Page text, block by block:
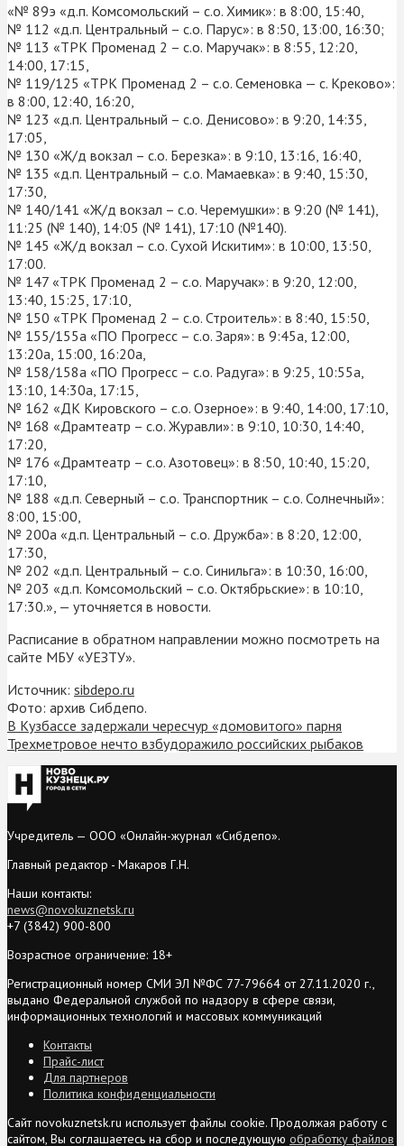
«№ 89э «д.п. Комсомольский – с.о. Химик»: в 8:00, 15:40,
№ 112 «д.п. Центральный – с.о. Парус»: в 8:50, 13:00, 16:30;
№ 113 «ТРК Променад 2 – с.о. Маручак»: в 8:55, 12:20,
14:00, 17:15,
№ 119/125 «ТРК Променад 2 – с.о. Семеновка — с. Креково»:
в 8:00, 12:40, 16:20,
№ 123 «д.п. Центральный – с.о. Денисово»: в 9:20, 14:35,
17:05,
№ 130 «Ж/д вокзал – с.о. Березка»: в 9:10, 13:16, 16:40,
№ 135 «д.п. Центральный – с.о. Мамаевка»: в 9:40, 15:30,
17:30,
№ 140/141 «Ж/д вокзал – с.о. Черемушки»: в 9:20 (№ 141),
11:25 (№ 140), 14:05 (№ 141), 17:10 (№140).
№ 145 «Ж/д вокзал – с.о. Сухой Искитим»: в 10:00, 13:50,
17:00.
№ 147 «ТРК Променад 2 – с.о. Маручак»: в 9:20, 12:00,
13:40, 15:25, 17:10,
№ 150 «ТРК Променад 2 – с.о. Строитель»: в 8:40, 15:50,
№ 155/155а «ПО Прогресс – с.о. Заря»: в 9:45а, 12:00,
13:20а, 15:00, 16:20а,
№ 158/158а «ПО Прогресс – с.о. Радуга»: в 9:25, 10:55а,
13:10, 14:30а, 17:15,
№ 162 «ДК Кировского – с.о. Озерное»: в 9:40, 14:00, 17:10,
№ 168 «Драмтеатр – с.о. Журавли»: в 9:10, 10:30, 14:40,
17:20,
№ 176 «Драмтеатр – с.о. Азотовец»: в 8:50, 10:40, 15:20,
17:10,
№ 188 «д.п. Северный – с.о. Транспортник – с.о. Солнечный»:
8:00, 15:00,
№ 200а «д.п. Центральный – с.о. Дружба»: в 8:20, 12:00,
17:30,
№ 202 «д.п. Центральный – с.о. Синильга»: в 10:30, 16:00,
№ 203 «д.п. Комсомольский – с.о. Октябрьские»: в 10:10,
17:30.», — уточняется в новости.
Расписание в обратном направлении можно посмотреть на
сайте МБУ «УЕЗТУ».
Источник: sibdepo.ru
Фото: архив Сибдепо.
В Кузбассе задержали чересчур «домовитого» парня
Трехметровое нечто взбудоражило российских рыбаков
Учредитель — ООО «Онлайн-журнал «Сибдепо».
Главный редактор - Макаров Г.Н.
Наши контакты:
news@novokuznetsk.ru
+7 (3842) 900-800
Возрастное ограничение: 18+
Регистрационный номер СМИ ЭЛ №ФС 77-79664 от 27.11.2020 г.,
выдано Федеральной службой по надзору в сфере связи,
информационных технологий и массовых коммуникаций
Контакты
Прайс-лист
Для партнеров
Политика конфиденциальности
Сайт novokuznetsk.ru использует файлы cookie. Продолжая работу с
сайтом, Вы соглашаетесь на сбор и последующую обработку файлов